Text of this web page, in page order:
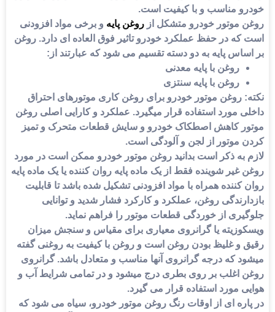
مناسب و با کیفیت است.
موتور خودرو متشکل ازروغن پایهو برخی مواد افزودنی
در حفظ عملکرد خودرو تاثیر فوق العاده ای دارد. روغن
پایه به دو دسته تقسیم می شود که عبارتند از:
روغن با پایه معدنی
روغن با پایه سنتزی
روغن موتور خودرو برای روغن کاری موتورهای احتراق
مورد استفاده قرار میگیرد. عملکرد و کارایی اصلی روغن
کاهش اصطکاک خودرو و سایش قطعات متحرک و تمیز
موتور از لجن و آلودگی است.
به ذکر است بدانید روغن موتور خودرو ممکن است در مورد
غیر شوینده فقط از یک ماده پایه روان کننده یا یک ماده پایه
کننده همراه با مواد افزودنی تشکیل شده باشد تا قابلیت
روغن، عملکرد و کارکرد فشار شدید و توانایی
از خوردگی قطعات موتور را فراهم نماید.
یا گرانروی معیاری برای مقیاس و سنجش میزان
و غلیظ بودن روغن است و روغن با کیفیت به روغنی گفته
که درجه گرانروی آنها مناسب و متعادل باشد. گرانروی
اغلب بر روی بطری درج میشود و در تمامی شرایط آب و
مورد استفاده قرار می گیرد.
ای از اوقات رنگروغن موتور خودرو ، سیاه می شود که